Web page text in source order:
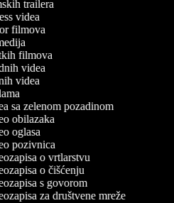
trailera
videa
filmova
filmova
videa
videa
sa zelenom pozadinom
obilazaka
oglasa
pozivnica
o vrtlarstvu
o čišćenju
s govorom
za društvene mreže